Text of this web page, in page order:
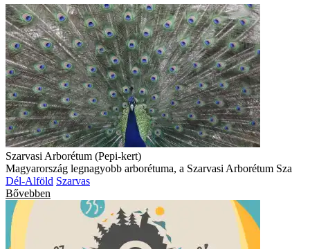
Szarvasi Arborétum (Pepi-kert)
Magyarország legnagyobb arborétuma, a Szarvasi Arborétum Sza
Dél-Alföld Szarvas
Bővebben